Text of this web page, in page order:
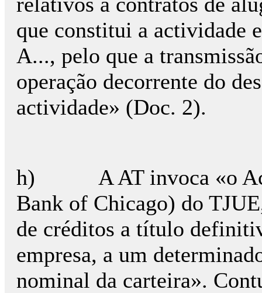
que constitui a actividade
A..., pelo que a
operação decorrente do
actividade» (Doc. 2).
h) A AT invoca «o
Bank of Chicago) do
de créditos a título
empresa, a um
nominal da carteira».